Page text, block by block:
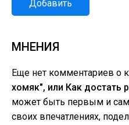
Добавить
МНЕНИЯ
Еще нет комментариев о
хомяк", или Как достать
может быть первым и
своих впечатлениях,